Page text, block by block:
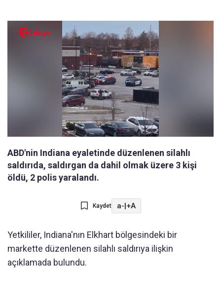
ABD'nin Indiana eyaletinde düzenlenen silahlı
saldırıda, saldırgan da dahil olmak üzere 3 kişi
öldü, 2 polis yaralandı.
Kaydet a-|+A
Yetkililer, Indiana'nın Elkhart bölgesindeki bir
markette düzenlenen silahlı saldırıya ilişkin
açıklamada bulundu.